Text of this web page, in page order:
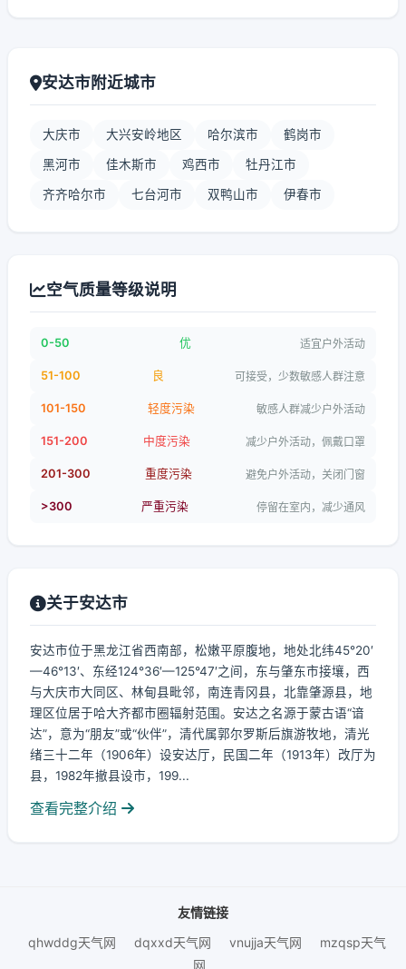
安达市附近城市
大庆市 大兴安岭地区 哈尔滨市 鹤岗市
黑河市 佳木斯市 鸡西市 牡丹江市
齐齐哈尔市 七台河市 双鸭山市 伊春市
空气质量等级说明
0-50 优 适宜户外活动
51-100 良 可接受，少数敏感人群注意
101-150 轻度污染 敏感人群减少户外活动
151-200 中度污染 减少户外活动，佩戴口罩
201-300 重度污染 避免户外活动，关闭门窗
>300 严重污染 停留在室内，减少通风
关于安达市
安达市位于黑龙江省西南部，松嫩平原腹地，地处北纬45°20′
—46°13′、东经124°36′—125°47′之间，东与肇东市接壤，西
与大庆市大同区、林甸县毗邻，南连青冈县，北靠肇源县，地
理区位居于哈大齐都市圈辐射范围。安达之名源于蒙古语“谙
达”，意为“朋友”或“伙伴”，清代属郭尔罗斯后旗游牧地，清光
绪三十二年（1906年）设安达厅，民国二年（1913年）改厅为
县，1982年撤县设市，199...
查看完整介绍
友情链接
qhwddg天气网
dqxxd天气网 vnujja天气网
mzqsp天气
网